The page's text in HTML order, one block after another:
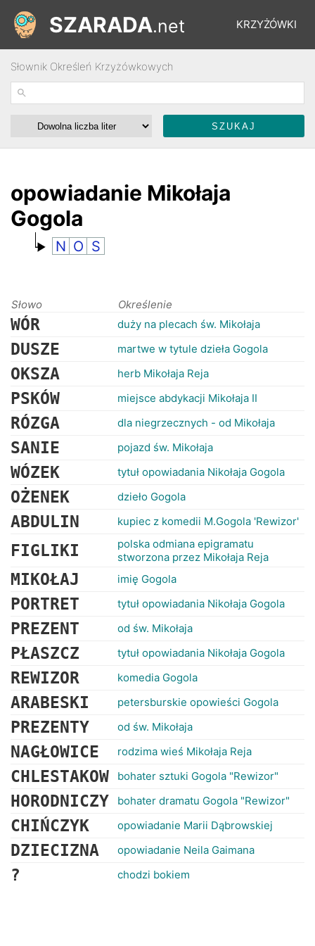
KRZYŻÓWKI
ŁAMIGŁÓWKI
RANKINGI
SZARADA.net
Słownik Określeń Krzyżówkowych
opowiadanie Mikołaja
Gogola
N O S
Słowo Określenie
WÓR duży na plecach św. Mikołaja
DUSZE martwe w tytule dzieła Gogola
OKSZA herb Mikołaja Reja
PSKÓW miejsce abdykacji Mikołaja II
RÓZGA dla niegrzecznych - od Mikołaja
SANIE pojazd św. Mikołaja
WÓZEK tytuł opowiadania Nikołaja Gogola
OŻENEK dzieło Gogola
ABDULIN kupiec z komedii M.Gogola 'Rewizor'
FIGLIKI
polska odmiana epigramatu
stworzona przez Mikołaja Reja
MIKOŁAJ imię Gogola
PORTRET tytuł opowiadania Nikołaja Gogola
PREZENT od św. Mikołaja
PŁASZCZ tytuł opowiadania Nikołaja Gogola
REWIZOR komedia Gogola
ARABESKI petersburskie opowieści Gogola
PREZENTY od św. Mikołaja
NAGŁOWICE rodzima wieś Mikołaja Reja
CHLESTAKOW bohater sztuki Gogola "Rewizor"
HORODNICZY bohater dramatu Gogola "Rewizor"
CHIŃCZYK opowiadanie Marii Dąbrowskiej
DZIECIZNA opowiadanie Neila Gaimana
? chodzi bokiem